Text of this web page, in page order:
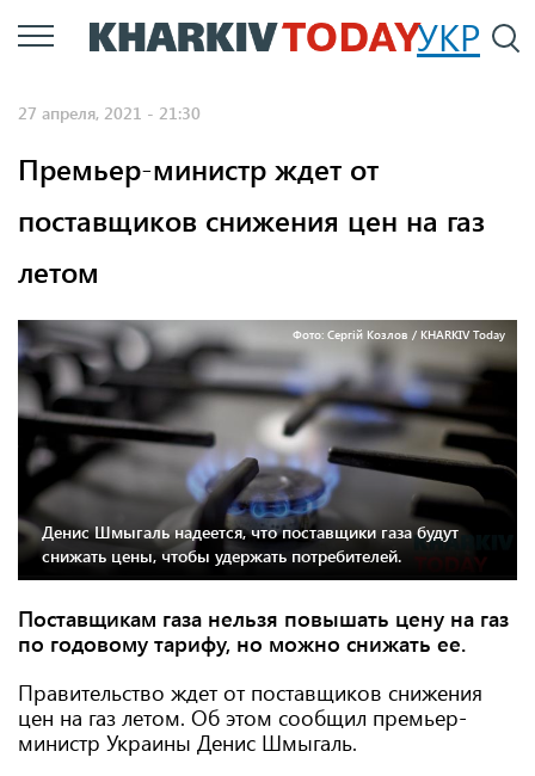
Перейти
к
УКР
27 апреля, 2021 - 21:30
Премьер-министр ждет от
поставщиков снижения цен на газ
летом
Фото: Сергій Козлов / KHARKIV Today
Денис Шмыгаль надеется, что поставщики газа будут
снижать цены, чтобы удержать потребителей.
Поставщикам газа нельзя повышать цену на газ
по годовому тарифу, но можно снижать ее.
Правительство ждет от поставщиков снижения
цен на газ летом. Об этом сообщил премьер-
министр Украины Денис Шмыгаль.